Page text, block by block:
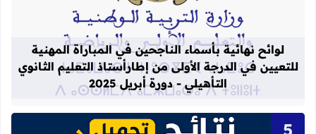
لوائح نهائية بأسماء الناجحين في المباراة المهنية
للتعيين في الدرجة الأولى من إطارأستاذ التعليم الثانوي
التأهيلي - دورة أبريل 2025